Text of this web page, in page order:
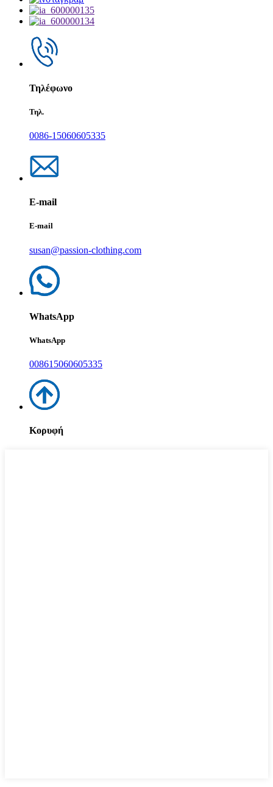
Τηλέφωνο
Τηλ.
0086-15060605335
E-mail
E-mail
susan@passion-clothing.com
WhatsApp
WhatsApp
008615060605335
Κορυφή